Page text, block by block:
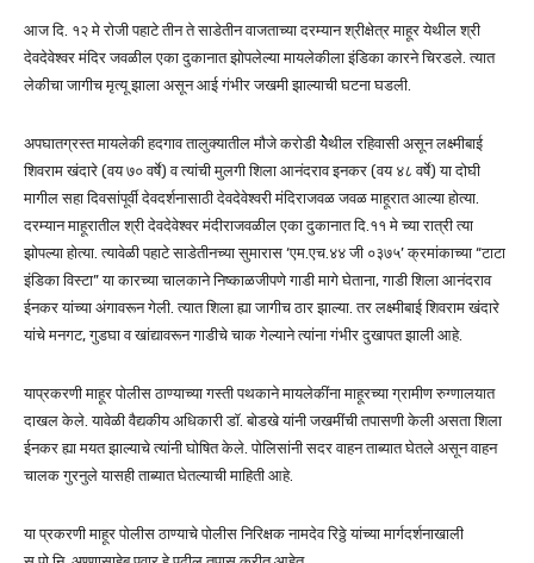
आज दि. १२ मे रोजी पहाटे तीन ते साडेतीन वाजताच्या दरम्यान श्रीक्षेत्र माहूर येथील श्री
देवदेवेश्वर मंदिर जवळील एका दुकानात झोपलेल्या मायलेकीला इंडिका कारने चिरडले. त्यात
लेकीचा जागीच मृत्यू झाला असून आई गंभीर जखमी झाल्याची घटना घडली.
अपघातग्रस्त मायलेकी हदगाव तालुक्यातील मौजे करोडी येेेथील रहिवासी असून लक्ष्मीबाई
शिवराम खंदारे (वय ७० वर्षे) व त्यांची मुलगी शिला आनंदराव इनकर (वय ४८ वर्षे) या दोघी
मागील सहा दिवसांपूर्वी देवदर्शनासाठी देवदेवेश्वरी मंदिराजवळ जवळ माहूरात आल्या होत्या.
दरम्यान माहूरातील श्री देवदेवेश्वर मंदीराजवळील एका दुकानात दि.११ मे च्या रात्री त्या
झोपल्या होत्या. त्यावेळी पहाटे साडेतीनच्या सुमारास ‘एम.एच.४४ जी ०३७५’ क्रमांकाच्या “टाटा
इंडिका विस्टा” या कारच्या चालकाने निष्काळजीपणे गाडी मागे घेताना, गाडी शिला आनंदराव
ईनकर यांच्या अंगावरून गेली. त्यात शिला ह्या जागीच ठार झाल्या. तर लक्ष्मीबाई शिवराम खंदारे
यांचे मनगट, गुडघा व खांद्यावरून गाडीचे चाक गेल्याने त्यांना गंभीर दुखापत झाली आहे.
याप्रकरणी माहूर पोलीस ठाण्याच्या गस्ती पथकाने मायलेकींना माहूरच्या ग्रामीण रुग्णालयात
दाखल केले. यावेळी वैद्यकीय अधिकारी डॉ. बोडखे यांनी जखमींची तपासणी केली असता शिला
ईनकर ह्या मयत झाल्याचे त्यांनी घोषित केले. पोलिसांनी सदर वाहन ताब्यात घेतले असून वाहन
चालक गुरनुले यासही ताब्यात घेतल्याची माहिती आहे.
या प्रकरणी माहूर पोलीस ठाण्याचे पोलीस निरिक्षक नामदेव रिठ्ठे यांच्या मार्गदर्शनाखाली